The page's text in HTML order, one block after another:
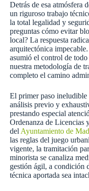
Detrás de esa atmósfera
un riguroso trabajo
la total legalidad y
preguntas cómo evitar
local? La respuesta
arquitectónica
asumió el control de
nuestra metodología de
completo el camino
El primer paso ineludible
análisis previo y
prestando especial
Ordenanza de Licencias
del Ayuntamiento de
las reglas del juego
vigente, la tramitación
minorista se canaliza
gestión ágil, a condición
técnica aportada sea